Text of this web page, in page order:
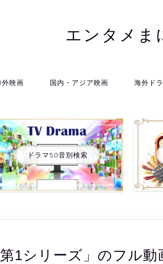
エンタメま
外映画 国内・アジア映画 海外ド
ドラマ50音別検索
1シリーズ」のフル動